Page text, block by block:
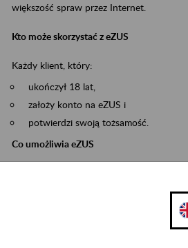
większość spraw przez Internet.
Kto może skorzystać z eZUS
Każdy klient, który:
ukończył 18 lat,
założy konto na eZUS i
potwierdzi swoją tożsamość.
Co umożliwia eZUS
wgląd do danych zgromadzonych w
składanie wniosków i otrzymywanie
zadawanie pytań i otrzymywanie